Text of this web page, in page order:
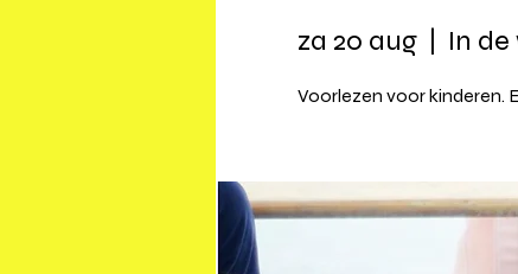
za 20 aug
  |
In de
Voorlezen voor kinderen.